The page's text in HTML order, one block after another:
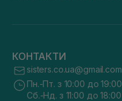
КОНТАКТИ
sisters.co.ua@gmail.com
Пн.-Пт. з 10:00 до 19:00
Сб.-Нд. з 11:00 до 18:00